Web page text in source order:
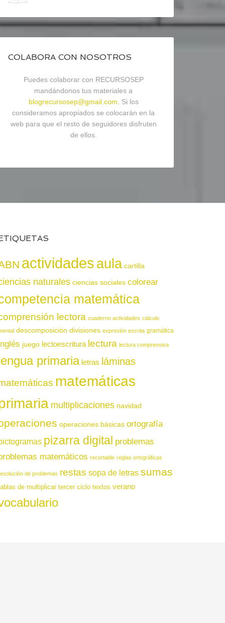
COLABORA CON NOSOTROS
Puedes colaborar con RECURSOSEP
mandándonos tus materiales a
blogrecursosep@gmail.com . Si los
consideramos apropiados se colocarán en la
web para que el resto de seguidores disfruten
de ellos.
actividadesaula cartilla
naturales ciencias sociales colorear
matemática
lectora cuaderno actividades cálculo
descomposición divisiones expresión escrita gramática
juego lectoescritura lectura lectura comprensiva
primaria letras láminas
matemáticas
multiplicaciones navidad
operaciones básicas ortografía
pizarra digital problemas
matemáticos recortable reglas ortográficas
de problemas restas sopa de letras sumas
de multiplicar tercer ciclo textos verano